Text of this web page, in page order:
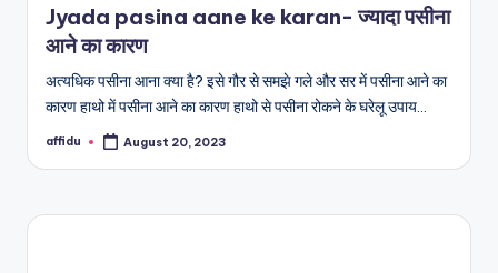
Jyada pasina aane ke karan- ज्यादा पसीना
आने का कारण
अत्यधिक पसीना आना क्या है? इसे गौर से समझे गले और सर में पसीना आने का
कारण हाथो में पसीना आने का कारण हाथो से पसीना रोकने के घरेलू उपाय…
Posted
affidu August 20, 2023